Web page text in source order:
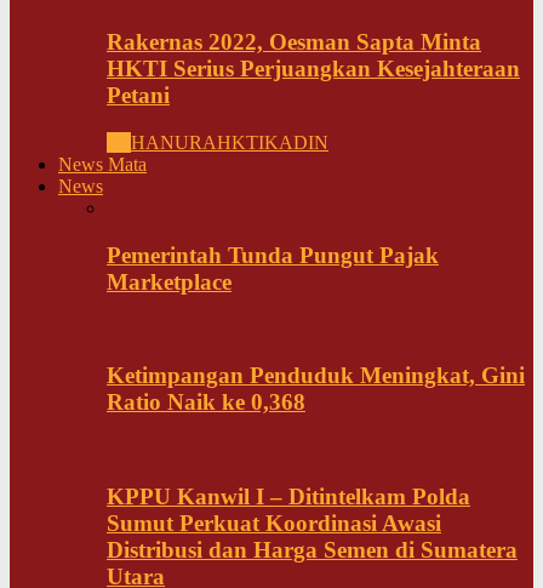
Rakernas 2022, Oesman Sapta Minta
HKTI Serius Perjuangkan Kesejahteraan
Petani
HANURAHKTIKADIN
News Mata
News
Pemerintah Tunda Pungut Pajak
Marketplace
Ketimpangan Penduduk Meningkat, Gini
Ratio Naik ke 0,368
KPPU Kanwil I – Ditintelkam Polda
Sumut Perkuat Koordinasi Awasi
Distribusi dan Harga Semen di Sumatera
Utara